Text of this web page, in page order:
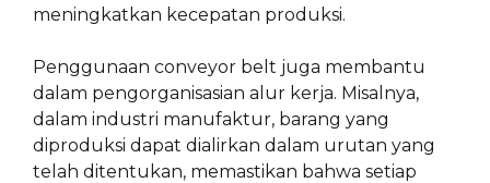
meningkatkan kecepatan produksi.
Penggunaan conveyor belt juga membantu
dalam pengorganisasian alur kerja. Misalnya,
dalam industri manufaktur, barang yang
diproduksi dapat dialirkan dalam urutan yang
telah ditentukan, memastikan bahwa setiap